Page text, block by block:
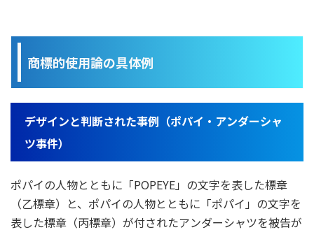
商標的使用論の具体例
デザインと判断された事例（ポパイ・アンダーシャ
ツ事件）
ポパイの人物とともに「POPEYE」の文字を表した標章
（乙標章）と、ポパイの人物とともに「ポパイ」の文字を
表した標章（丙標章）が付されたアンダーシャツを被告が